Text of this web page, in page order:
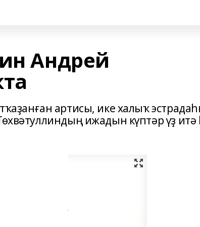
Андрей
артисы, ике халыҡ
ижадын күптәр үҙ итә